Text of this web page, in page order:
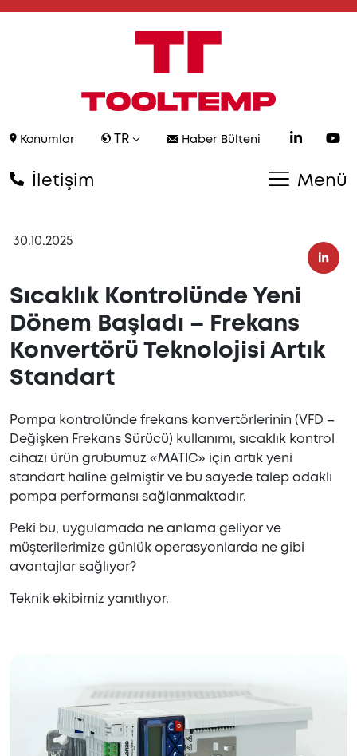
Konumlar TR Haber Bülteni
İletişim Menü
30.10.2025
Sıcaklık Kontrolünde Yeni
Dönem Başladı – Frekans
Konvertörü Teknolojisi Artık
Standart
Pompa kontrolünde frekans konvertörlerinin (VFD –
Değişken Frekans Sürücü) kullanımı, sıcaklık kontrol
cihazı ürün grubumuz «MATIC» için artık yeni
standart haline gelmiştir ve bu sayede talep odaklı
pompa performansı sağlanmaktadır.
Peki bu, uygulamada ne anlama geliyor ve
müşterilerimize günlük operasyonlarda ne gibi
avantajlar sağlıyor?
Teknik ekibimiz yanıtlıyor.